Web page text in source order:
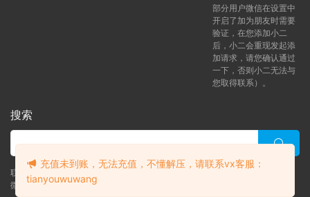
部分用户微信在设置中
开启了加为朋友时需要
验证，在您添加小二
后，小二会重现发起添
加请求，请您确认通过
一下，否则小二无法与
您取得联系）。
搜索
联系客服 (添加后告诉客服-来自熊人族咨询问题)
微信客服（tianyouwuwang）
充值未到账，无法充值，不懂解压，请联系vx客服：
tianyouwuwang